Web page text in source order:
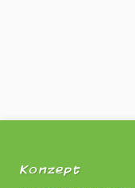
Konzept